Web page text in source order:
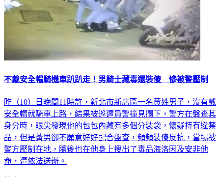
不戴安全帽騎機車趴趴走！男騎士藏毒還裝傻 慘被警壓制
昨（10）日晚間11時許，新北市新店區一名黃姓男子，沒有戴
安全帽就騎車上路，結果被巡邏員警撞見攔下，警方在盤查其
身分時，眼尖發現他的包包內藏有多個分裝袋，懷疑持有違禁
品，但是黃男卻不願意好好配合盤查，頻頻裝傻反抗，當場被
警方壓制在地，隨後也在他身上搜出了毒品海洛因及安非他
命，遭依法送辦。